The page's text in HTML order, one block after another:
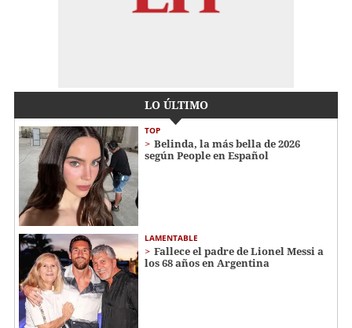
LO ÚLTIMO
TOP
Belinda, la más bella de 2026
según People en Español
LAMENTABLE
Fallece el padre de Lionel Messi a
los 68 años en Argentina